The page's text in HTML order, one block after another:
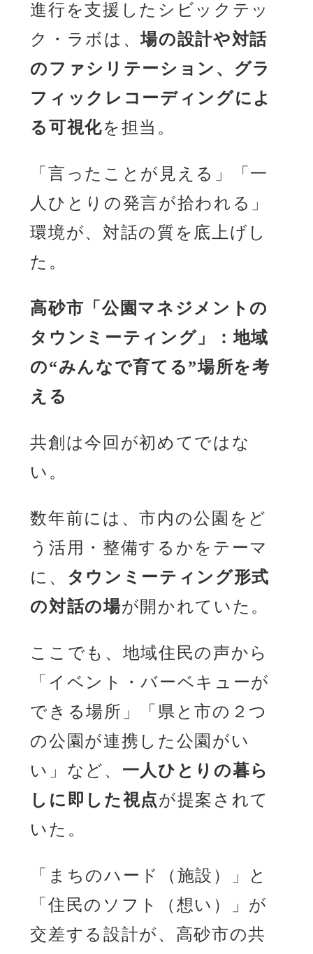
進行を支援したシビックテッ
ク・ラボは、場の設計や対話
のファシリテーション、グラ
フィックレコーディングによ
る可視化を担当。
「言ったことが見える」「一
人ひとりの発言が拾われる」
環境が、対話の質を底上げし
た。
高砂市「公園マネジメントの
タウンミーティング」：地域
の“みんなで育てる”場所を考
える
共創は今回が初めてではな
い。
数年前には、市内の公園をど
う活用・整備するかをテーマ
に、 タウンミーティング形式
の対話の場が開かれていた。
ここでも、地域住民の声から
「イベント・バーベキューが
できる場所」「県と市の２つ
の公園が連携した公園がい
い」など、 一人ひとりの暮ら
しに即した視点が提案されて
いた。
「まちのハード（施設）」と
「住民のソフト（想い）」が
交差する設計が、高砂市の共